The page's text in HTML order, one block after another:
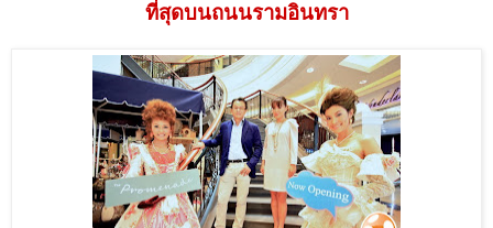
ที่สุดบนถนนรามอินทรา